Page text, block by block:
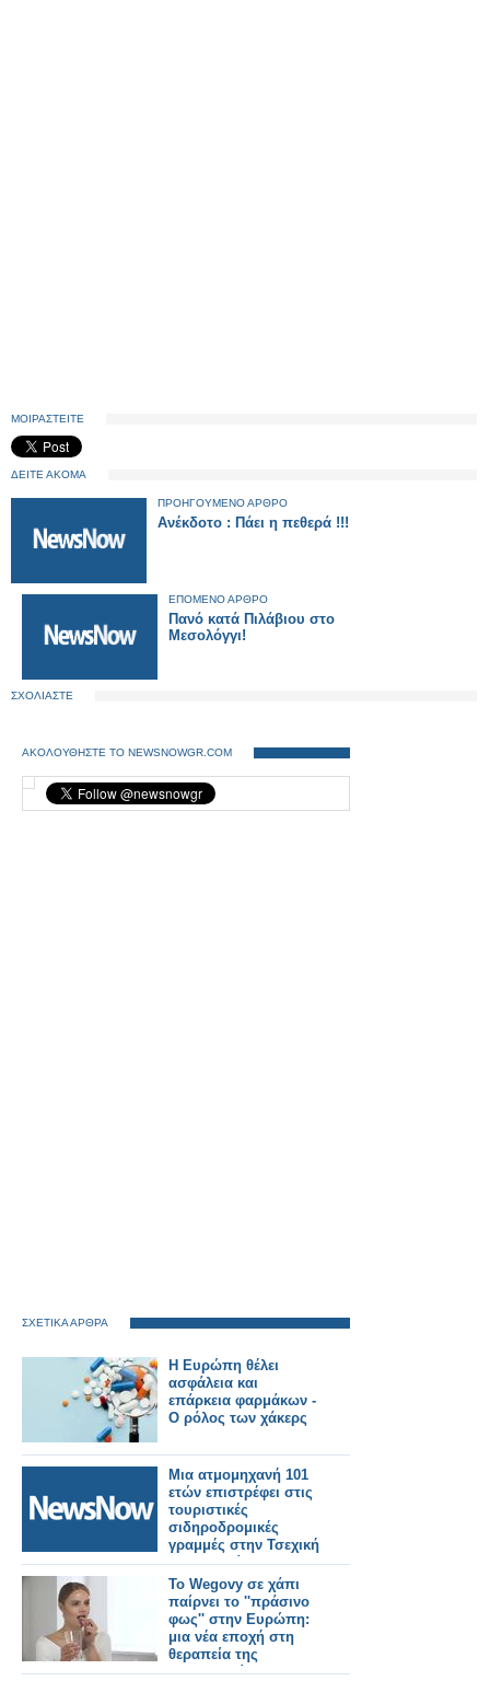
ΜΟΙΡΑΣΤΕΙΤΕ
ΔΕΙΤΕ ΑΚΟΜΑ
ΠΡΟΗΓΟΥΜΕΝΟ ΑΡΘΡΟ
Ανέκδοτο : Πάει η πεθερά !!!
ΕΠΟΜΕΝΟ ΑΡΘΡΟ
Πανό κατά Πιλάβιου στο
Μεσολόγγι!
ΣΧΟΛΙΑΣΤΕ
ΑΚΟΛΟΥΘΗΣΤΕ ΤΟ NEWSNOWGR.COM
ΣΧΕΤΙΚΑ ΑΡΘΡΑ
Η Ευρώπη θέλει
ασφάλεια και
επάρκεια φαρμάκων -
Ο ρόλος των χάκερς
Μια ατμομηχανή 101
ετών επιστρέφει στις
τουριστικές
σιδηροδρομικές
γραμμές στην Τσεχική
Δημοκρατία.
Το Wegovy σε χάπι
παίρνει το ''πράσινο
φως'' στην Ευρώπη:
μια νέα εποχή στη
θεραπεία της
παχυσαρκίας